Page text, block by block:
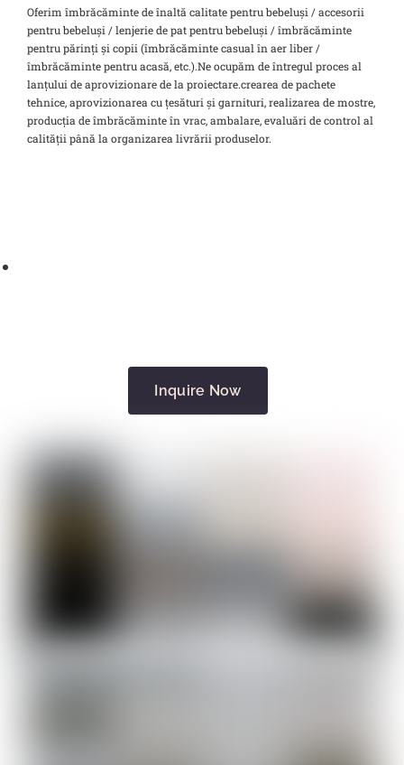
Oferim îmbrăcăminte de înaltă calitate pentru bebeluși / accesorii
pentru bebeluși / lenjerie de pat pentru bebeluși / îmbrăcăminte
pentru părinți și copii (îmbrăcăminte casual în aer liber /
îmbrăcăminte pentru acasă, etc.).Ne ocupăm de întregul proces al
lanțului de aprovizionare de la proiectare.crearea de pachete
tehnice, aprovizionarea cu țesături și garnituri, realizarea de mostre,
producția de îmbrăcăminte în vrac, ambalare, evaluări de control al
calității până la organizarea livrării produselor.
Inquire Now